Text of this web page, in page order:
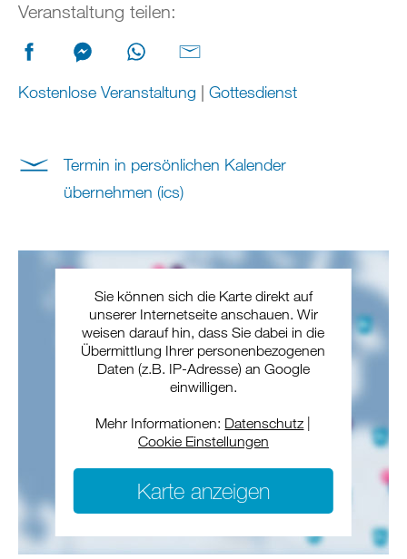
Veranstaltung teilen:
Kostenlose Veranstaltung | Gottesdienst
Termin in persönlichen Kalender
übernehmen (ics)
Sie können sich die Karte direkt auf
unserer Internetseite anschauen. Wir
weisen darauf hin, dass Sie dabei in die
Übermittlung Ihrer personenbezogenen
Daten (z.B. IP-Adresse) an Google
einwilligen.
Mehr Informationen: Datenschutz
Cookie Einstellungen
Karte anzeigen